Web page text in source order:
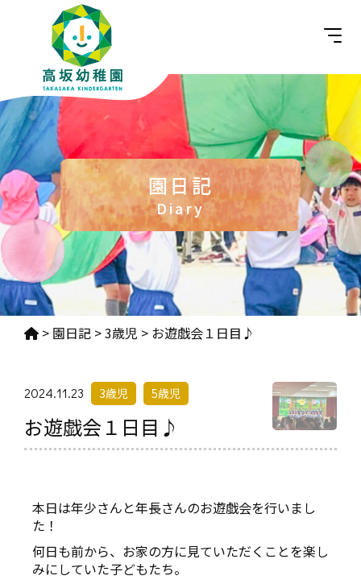
園日記
Diary
> 園日記 >3歳児 > お遊戯会１日目♪
2024.11.23 3歳児 5歳児
お遊戯会１日目♪
本日は年少さんと年長さんのお遊戯会を行いまし
た！
何日も前から、お家の方に見ていただくことを楽し
みにしていた子どもたち。